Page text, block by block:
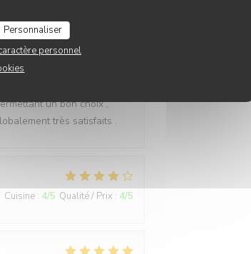
Personnaliser
personnel
Cuisine: 4/5 Qualité / Prix
un bon choix ,
très satisfaits .
Cuisine : 4/5 Qualité / Prix : 4/5